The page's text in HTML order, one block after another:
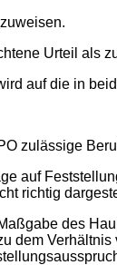
Urteil als
auf die in
zulässige
auf
richtig
des
dem